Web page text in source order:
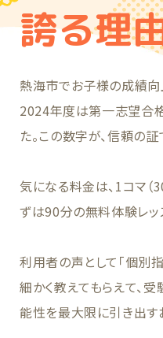
誇る理
熱海市でお子様の成績向
2024年度は第一志望合
た。この数字が、信頼の証
気になる料金は、1コマ
ずは90分の無料体験レッ
利用者の声として「個別
細かく教えてもらえて、
能性を最大限に引き出す